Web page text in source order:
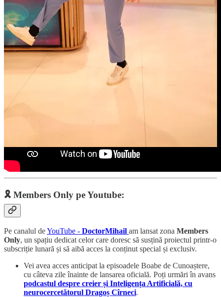
🎗️ Members Only pe Youtube:
Pe canalul deYouTube - DoctorMihail am lansat zona Members
Only, un spațiu dedicat celor care doresc să susțină proiectul printr-o
subscriție lunară și să aibă acces la conținut special și exclusiv.
Vei avea acces anticipat la episoadele Boabe de Cunoaștere,
cu câteva zile înainte de lansarea oficială. Poți urmări în avans
podcastul despre creier și Inteligența Artificială, cu
neurocercetătorul Dragoș Cîrneci.